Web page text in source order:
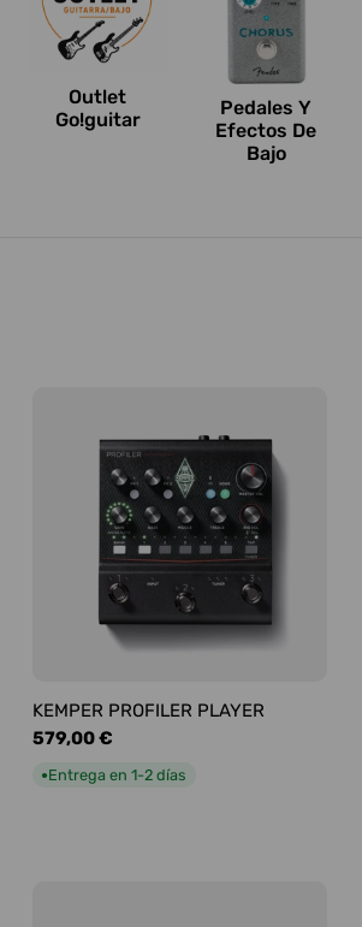
Outlet
Go!guitar
Pedales Y
Efectos De
Bajo
KEMPER PROFILER PLAYER
Precio
habitual
579,00 €
●Entrega en 1-2 días